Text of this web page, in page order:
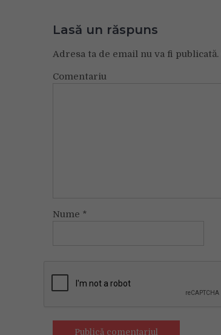
Lasă un răspuns
Adresa ta de email nu va fi publicată.
Comentariu
Nume *